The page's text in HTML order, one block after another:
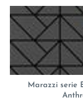
Marazzi serie